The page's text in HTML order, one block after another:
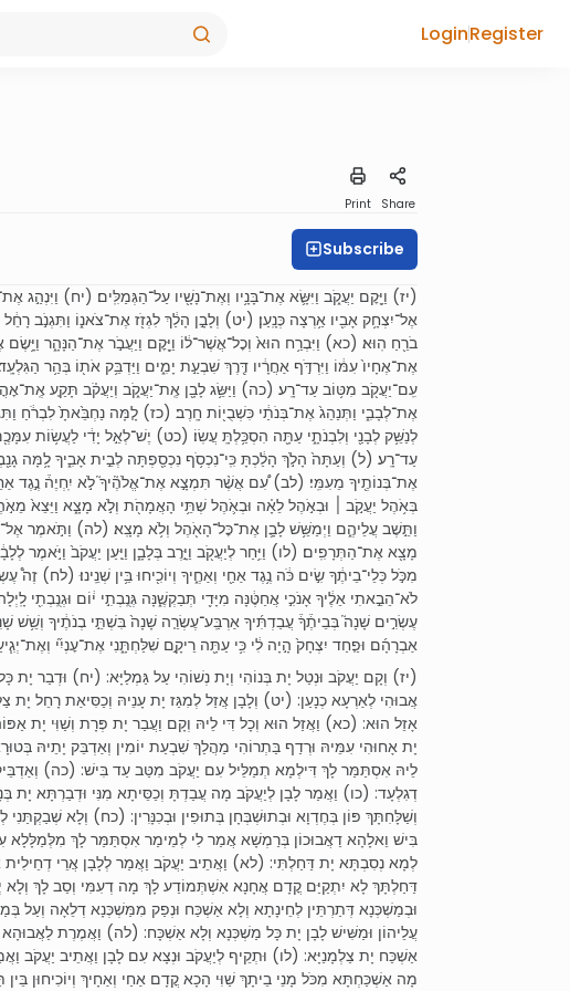
LoginRegister
Print Share
Subscribe
(יז) וַיָּ֖קׇם יַעֲקֹ֑ב וַיִּשָּׂ֛א אֶת־בָּנָ֥יו וְאֶת־נָשָׁ֖יו עַל־הַגְּמַלִּֽים׃ (יח)
אֶל־יִצְחָ֥ק אָבִ֖יו אַ֥רְצָה כְּנָֽעַן׃ (יט) וְלָבָ֣ן הָלַ֔ךְ לִגְזֹ֖ז אֶת־צֹאנ֑וֹ וַתִּגְנֹ֣ב
בֹרֵ֖חַ הֽוּא׃ (כא) וַיִּבְרַ֥ח הוּא֙ וְכׇל־אֲשֶׁר־ל֔וֹ וַיָּ֖קׇם וַיַּעֲבֹ֣ר אֶת־הַנָּהָ֑ר
אֶת־אֶחָיו֙ עִמּ֔וֹ וַיִּרְדֹּ֣ף אַחֲרָ֔יו דֶּ֖רֶךְ שִׁבְעַ֣ת יָמִ֑ים וַיַּדְבֵּ֥ק אֹת֖וֹ בְּהַ֥ר
עִֽם־יַעֲקֹ֖ב מִטּ֥וֹב עַד־רָֽע׃ (כה) וַיַּשֵּׂ֥ג לָבָ֖ן אֶֽת־יַעֲקֹ֑ב וְיַעֲקֹ֗ב תָּקַ֤ע
אֶת־לְבָבִ֑י וַתְּנַהֵג֙ אֶת־בְּנֹתַ֔י כִּשְׁבֻי֖וֹת חָֽרֶב׃ (כז) לָ֤מָּה נַחְבֵּ֙אתָ֙ לִבְרֹ֔חַ
לְנַשֵּׁ֥ק לְבָנַ֖י וְלִבְנֹתָ֑י עַתָּ֖ה הִסְכַּ֥לְתָּֽ עֲשֽׂוֹ׃ (כט) יֶשׁ־לְאֵ֣ל יָדִ֔י לַעֲשׂ֥וֹת
עַד־רָֽע׃ (ל) וְעַתָּה֙ הָלֹ֣ךְ הָלַ֔כְתָּ כִּֽי־נִכְסֹ֥ף נִכְסַ֖פְתָּה לְבֵ֣ית אָבִ֑יךָ לָ֥מָּה
אֶת־בְּנוֹתֶ֖יךָ מֵעִמִּֽי׃ (לב) עִ֠ם אֲשֶׁ֨ר תִּמְצָ֣א אֶת־אֱלֹהֶ֘יךָ֮ לֹ֣א יִֽחְיֶה֒ נֶ֣גֶד
בְּאֹ֥הֶל יַעֲקֹ֣ב ׀ וּבְאֹ֣הֶל לֵאָ֗ה וּבְאֹ֛הֶל שְׁתֵּ֥י הָאֲמָהֹ֖ת וְלֹ֣א מָצָ֑א וַיֵּצֵא֙
וַתֵּ֣שֶׁב עֲלֵיהֶ֑ם וַיְמַשֵּׁ֥שׁ לָבָ֛ן אֶת־כׇּל־הָאֹ֖הֶל וְלֹ֥א מָצָֽא׃ (לה) וַתֹּ֣אמֶר
מָצָ֖א אֶת־הַתְּרָפִֽים׃ (לו) וַיִּ֥חַר לְיַעֲקֹ֖ב וַיָּ֣רֶב בְּלָבָ֑ן וַיַּ֤עַן יַעֲקֹב֙
מִכֹּ֣ל כְּלֵי־בֵיתֶ֔ךָ שִׂ֣ים כֹּ֔ה נֶ֥גֶד אַחַ֖י וְאַחֶ֑יךָ וְיוֹכִ֖יחוּ בֵּ֥ין שְׁנֵֽינוּ׃ (לח)
לֹא־הֵבֵ֣אתִי אֵלֶ֔יךָ אָנֹכִ֣י אֲחַטֶּ֔נָּה מִיָּדִ֖י תְּבַקְשֶׁ֑נָּה גְּנֻֽבְתִ֣י י֔וֹם וּגְנֻֽבְתִ֖י
עֶשְׂרִ֣ים שָׁנָה֮ בְּבֵיתֶ֒ךָ֒ עֲבַדְתִּ֜יךָ אַרְבַּֽע־עֶשְׂרֵ֤ה שָׁנָה֙ בִּשְׁתֵּ֣י בְנֹתֶ֔יךָ וְשֵׁ֥שׁ
אַבְרָהָ֜ם וּפַ֤חַד יִצְחָק֙ הָ֣יָה לִ֔י כִּ֥י עַתָּ֖ה רֵיקָ֣ם שִׁלַּחְתָּ֑נִי אֶת־עׇנְיִ֞י
(יז) וְקָם יַעֲקֹב וּנְטַל יָת בְּנוֹהִי וְיָת נְשׁוֹהִי עַל גַּמְלַיָּא: (יח) וּדְבַר יָת
אֲבוּהִי לְאַרְעָא כְנָעַן: (יט) וְלָבָן אֲזַל לְמִגַּז יָת עָנֵיהּ וְכַסִּיאַת רָחֵל
אָזֵל הוּא: (כא) וַאֲזַל הוּא וְכָל דִּי לֵיהּ וְקָם וַעֲבַר יָת פְּרָת וְשַׁוִּי יָת
יָת אָחוּהִי עִמֵּיהּ וּרְדַף בַּתְרוֹהִי מַהֲלַךְ שִׁבְעַת יוֹמִין וְאַדְבֵּק יָתֵיהּ
לֵיהּ אִסְתַּמַּר לָךְ דִּילְמָא תְמַלֵּיל עִם יַעֲקֹב מִטַּב עַד בִּישׁ: (כה)
דְגִלְעָד: (כו) וַאֲמַר לָבָן לְיַעֲקֹב מָה עֲבַדְתָּ וְכַסֵּיתָא מִנִּי וּדְבַרְתָּא יָת
וְשַׁלָּחִתָּךְ פּוֹן בְּחֶדְוָא וּבְתוּשְׁבְּחָן בְּתוּפִין וּבְכִנָּרִין: (כח) וְלָא
בִּישׁ וֵאלָהָא דַאֲבוּכוֹן בְּרַמְשָׁא אֲמַר לִי לְמֵימַר אִסְתַּמַּר לָךְ
לְמָא נְסִבְתָּא יָת דַּחַלְתִּי: (לא) וַאֲתֵיב יַעֲקֹב וַאֲמַר לְלָבָן אֲרֵי
דַּחַלְתָּךְ לָא יִתְקַיַּם קֳדָם אֲחָנָא אִשְׁתְּמוֹדַע לָךְ מָה דְעִמִּי וְסַב לָךְ וְלָא
וּבְמַשְׁכְּנָא דְּתַרְתֵּין לְחֵינָתָא וְלָא אַשְׁכַּח וּנְפַק מִמַּשְׁכְּנָא דְלֵאָה וְעַל
עֲלֵיהוֹן וּמַשִּׁישׁ לָבָן יָת כָּל מַשְׁכְּנָא וְלָא אַשְׁכָּח: (לה) וַאֲמֶרֶת לַאֲבוּהָא
אַשְׁכַּח יָת צַלְמָנַיָּא: (לו) וּתְקֵיף לְיַעֲקֹב וּנְצָא עִם לָבָן וַאֲתֵיב יַעֲקֹב
מָה אַשְׁכַּחְתָּא מִכֹּל מָנֵי בֵיתָךְ שַׁוִּי הָכָא קֳדָם אַחַי וְאַחָיךְ וְיוֹכִיחוּן